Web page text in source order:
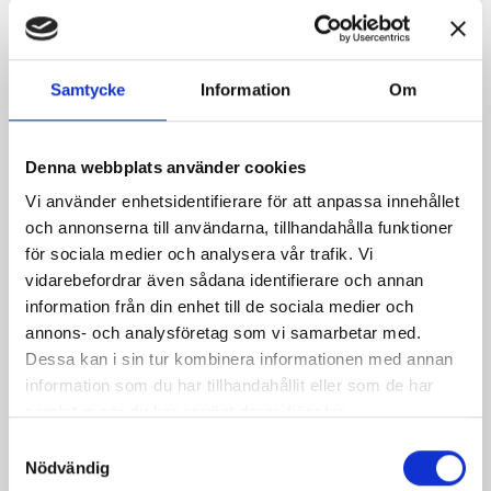
Samtycke Information Om
Denna webbplats använder cookies
Vi använder enhetsidentifierare för att anpassa innehållet
och annonserna till användarna, tillhandahålla funktioner
för sociala medier och analysera vår trafik. Vi
vidarebefordrar även sådana identifierare och annan
information från din enhet till de sociala medier och
annons- och analysföretag som vi samarbetar med.
Dessa kan i sin tur kombinera informationen med annan
information som du har tillhandahållit eller som de har
Nödvändig
Kunder som köpt denna produkt köpte
också: